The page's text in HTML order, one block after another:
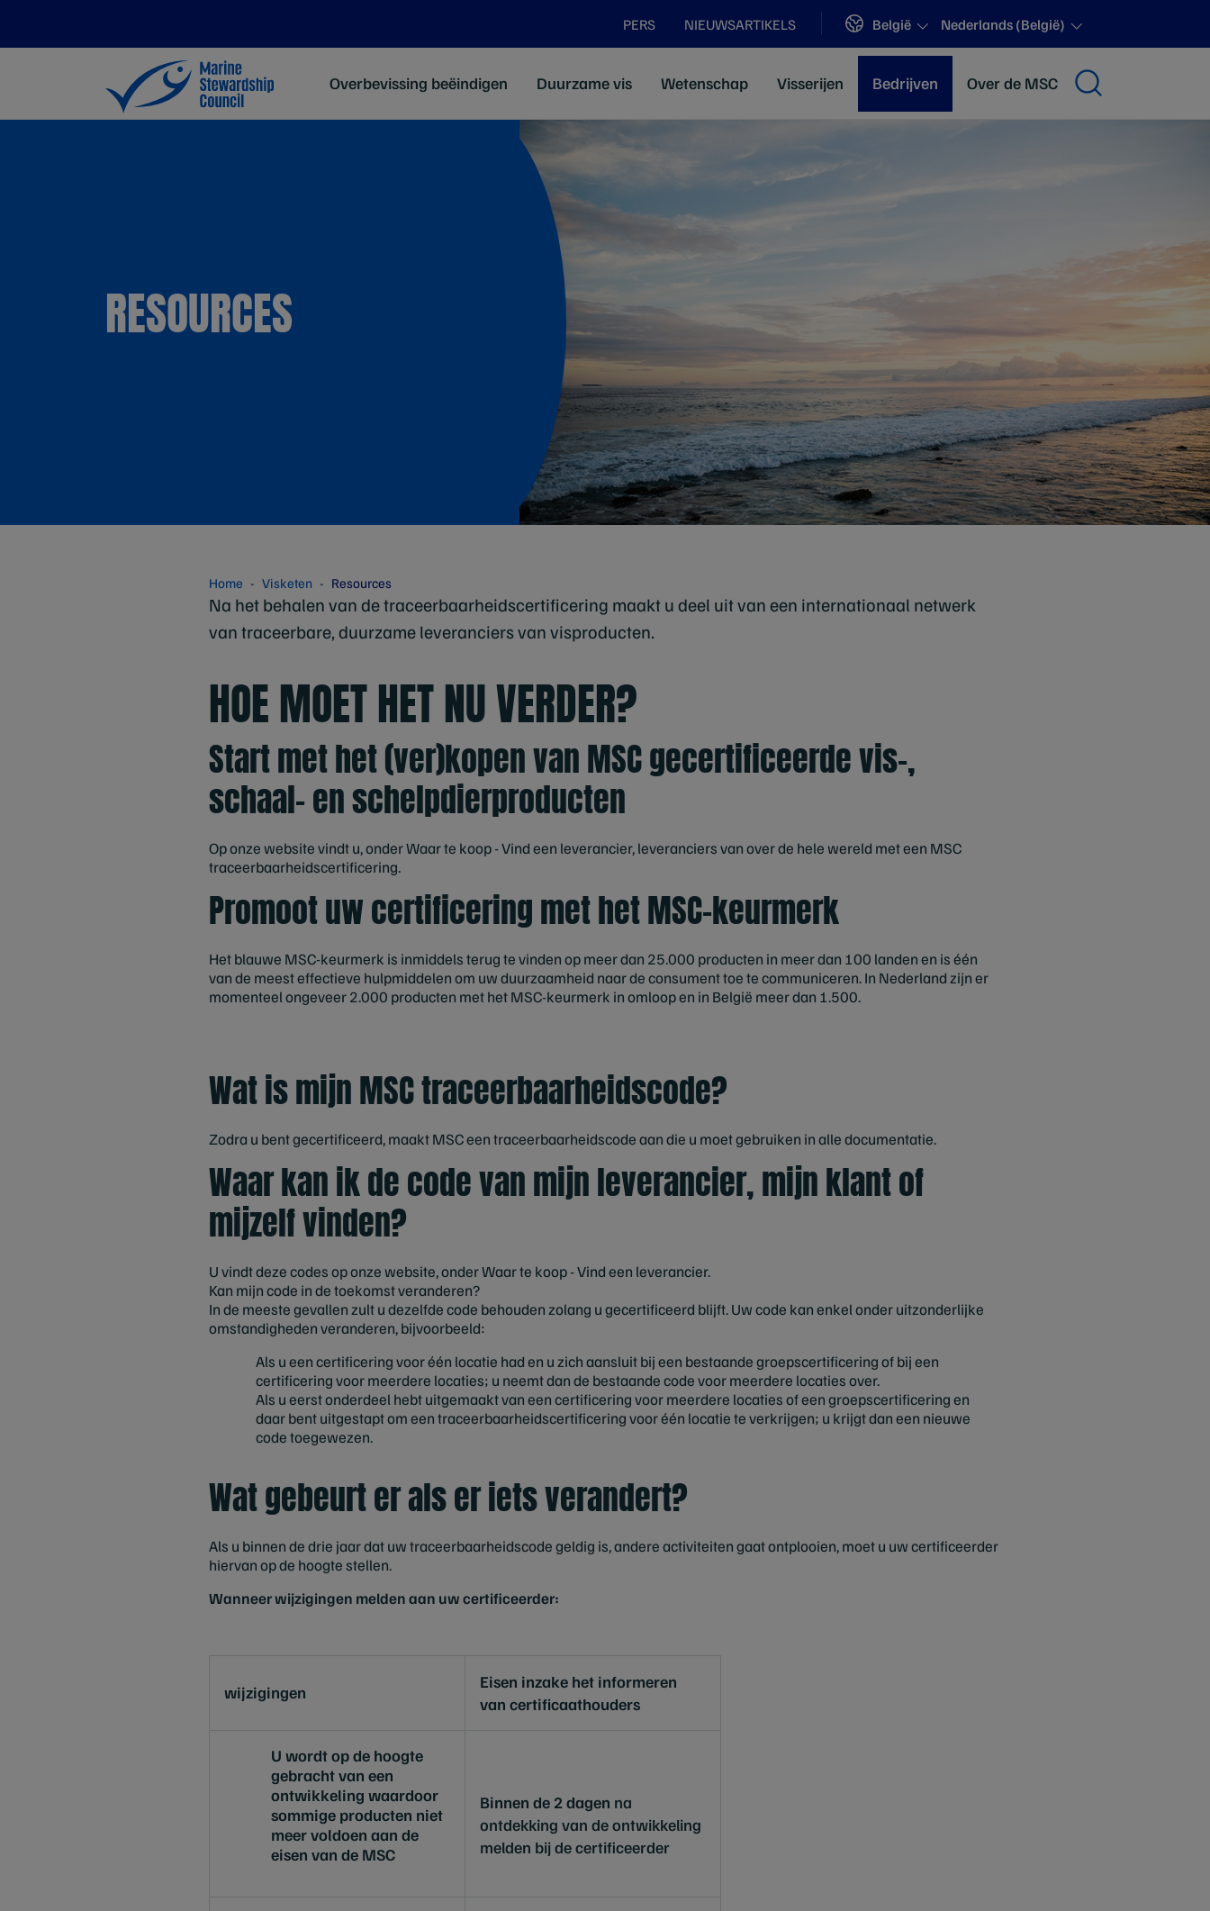
PERS NIEUWSARTIKELS Sites
België Nederlands (België)
Overbevissing beëindigen Duurzame vis Wetenschap Visserijen Bedrijven Over de MSC
RESOURCES
Home Visketen Resources
Na het behalen van de traceerbaarheidscertificering maakt u deel uit van een internationaal netwerk
van traceerbare, duurzame leveranciers van visproducten.
HOE MOET HET NU VERDER?
Start met het (ver)kopen van MSC gecertificeerde vis-,
schaal- en schelpdierproducten
Op onze website vindt u, onder Waar te koop - Vind een leverancier, leveranciers van over de hele wereld met een MSC
traceerbaarheidscertificering.
Promoot uw certificering met het MSC-keurmerk
Het blauwe MSC-keurmerk is inmiddels terug te vinden op meer dan 25.000 producten in meer dan 100 landen en is één
van de meest effectieve hulpmiddelen om uw duurzaamheid naar de consument toe te communiceren. In Nederland zijn er
momenteel ongeveer 2.000 producten met het MSC-keurmerk in omloop en in België meer dan 1.500.
Wat is mijn MSC traceerbaarheidscode?
Zodra u bent gecertificeerd, maakt MSC een traceerbaarheidscode aan die u moet gebruiken in alle documentatie.
Waar kan ik de code van mijn leverancier, mijn klant of
mijzelf vinden?
U vindt deze codes op onze website, onder Waar te koop - Vind een leverancier.
Kan mijn code in de toekomst veranderen?
In de meeste gevallen zult u dezelfde code behouden zolang u gecertificeerd blijft. Uw code kan enkel onder uitzonderlijke
omstandigheden veranderen, bijvoorbeeld:
Als u een certificering voor één locatie had en u zich aansluit bij een bestaande groepscertificering of bij een
certificering voor meerdere locaties; u neemt dan de bestaande code voor meerdere locaties over.
Als u eerst onderdeel hebt uitgemaakt van een certificering voor meerdere locaties of een groepscertificering en
daar bent uitgestapt om een traceerbaarheidscertificering voor één locatie te verkrijgen; u krijgt dan een nieuwe
code toegewezen.
Wat gebeurt er als er iets verandert?
Als u binnen de drie jaar dat uw traceerbaarheidscode geldig is, andere activiteiten gaat ontplooien, moet u uw certificeerder
hiervan op de hoogte stellen.
Wanneer wijzigingen melden aan uw certificeerder:
wijzigingen
Eisen inzake het informeren
van certificaathouders
U wordt op de hoogte
gebracht van een
ontwikkeling waardoor
sommige producten niet
meer voldoen aan de
eisen van de MSC
Binnen de 2 dagen na
ontdekking van de ontwikkeling
melden bij de certificeerder